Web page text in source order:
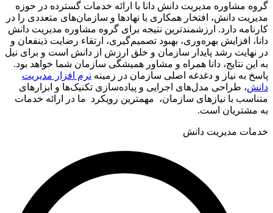
گروه مشاوره مدیریت دانش دانا با ارائه خدمات گسترده در حوزه
مدیریت دانش، افتخار همکاری با نهادها و سازمان‌های متعددی را در
کارنامه دارد. ارزشمندترین نتیجه برای گروه مشاوره مدیریت دانش
دانا، افزایش بهره‌وری، بهبود تصمیم‌گیری، ارتقاء رضایت ذینفعان و
در نهایت رشد پایدار سازمان و خلق ارزش از دانش است و برای نیل
به این نتایج، دانا همراه و مشاور همیشگی سازمان شما خواهد بود.
پاسخ به نیاز و دغدغه اصلی سازمان در زمینه نرم افزار مدیریت
دانش، طراحی مدل‌های اجرایی و پیاده‌سازی تکنیک‌ها و ابزارهای
متناسب با نیازهای سازمان، مهمترین رویکرد ما در ارائه خدمات
به مشتریان است.
خدمات مدیریت دانش